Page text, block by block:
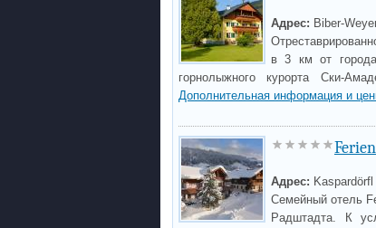
Адрес: Biber-
в 3 км от
горнолыжного курорта Ски-
Дополнительная информация и
Адрес:
Семейный отель
Радштадта. К